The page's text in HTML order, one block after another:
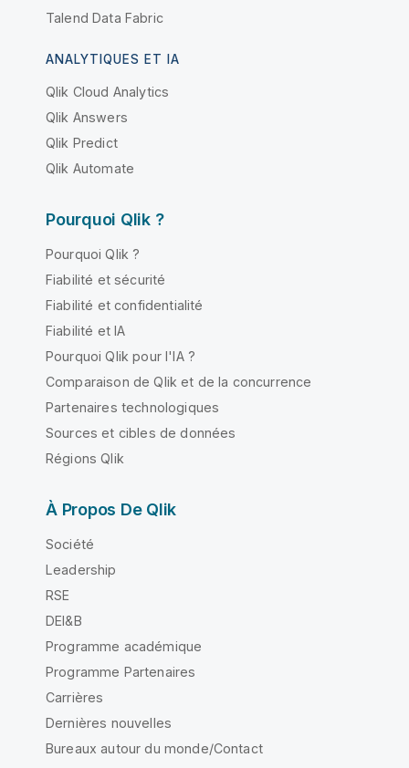
Talend Data Fabric
ANALYTIQUES ET IA
Qlik Cloud Analytics
Qlik Answers
Qlik Predict
Qlik Automate
Pourquoi Qlik ?
Pourquoi Qlik ?
Fiabilité et sécurité
Fiabilité et confidentialité
Fiabilité et IA
Pourquoi Qlik pour l'IA ?
Comparaison de Qlik et de la concurrence
Partenaires technologiques
Sources et cibles de données
Régions Qlik
À Propos De Qlik
Société
Leadership
RSE
DEI&B
Programme académique
Programme Partenaires
Carrières
Dernières nouvelles
Bureaux autour du monde/Contact